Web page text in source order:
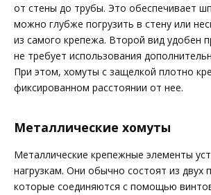
от стены до трубы. Это обеспечивает
можно глубже погрузить в стену или
из самого крепежа. Второй вид удобен
не требует использования
При этом, хомуты с защелкой плотно
фиксированном расстоянии от нее.
Металлические хомуты
Металлические крепежные элементы
нагрузкам. Они обычно состоят из двух
которые соединяются с помощью